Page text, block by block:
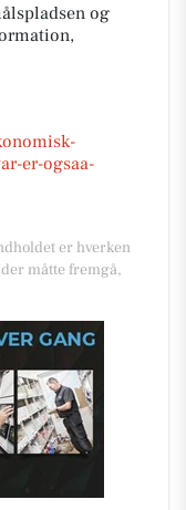
og
er-ogsaa-
er hverken
måtte fremgå,